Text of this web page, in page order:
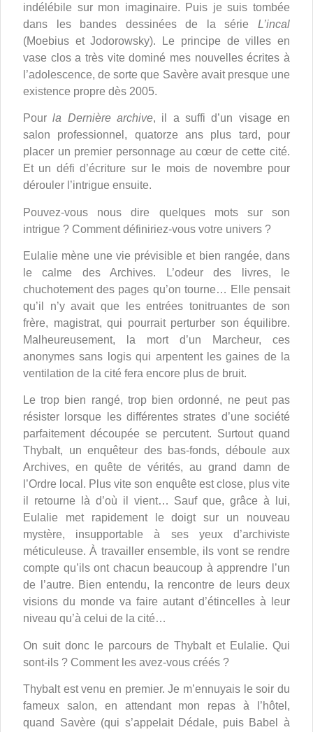
indélébile sur mon imaginaire. Puis je suis tombée
dans les bandes dessinées de la série L’incal
(Moebius et Jodorowsky). Le principe de villes en
vase clos a très vite dominé mes nouvelles écrites à
l’adolescence, de sorte que Savère avait presque une
existence propre dès 2005.
Pourla Dernière archive, il a suffi d’un visage en
salon professionnel, quatorze ans plus tard, pour
placer un premier personnage au cœur de cette cité.
Et un défi d’écriture sur le mois de novembre pour
dérouler l’intrigue ensuite.
Pouvez-vous nous dire quelques mots sur son
intrigue ? Comment définiriez-vous votre univers ?
Eulalie mène une vie prévisible et bien rangée, dans
le calme des Archives. L’odeur des livres, le
chuchotement des pages qu’on tourne… Elle pensait
qu’il n’y avait que les entrées tonitruantes de son
frère, magistrat, qui pourrait perturber son équilibre.
Malheureusement, la mort d’un Marcheur, ces
anonymes sans logis qui arpentent les gaines de la
ventilation de la cité fera encore plus de bruit.
Le trop bien rangé, trop bien ordonné, ne peut pas
résister lorsque les différentes strates d’une société
parfaitement découpée se percutent. Surtout quand
Thybalt, un enquêteur des bas-fonds, déboule aux
Archives, en quête de vérités, au grand damn de
l’Ordre local. Plus vite son enquête est close, plus vite
il retourne là d’où il vient… Sauf que, grâce à lui,
Eulalie met rapidement le doigt sur un nouveau
mystère, insupportable à ses yeux d’archiviste
méticuleuse. À travailler ensemble, ils vont se rendre
compte qu’ils ont chacun beaucoup à apprendre l’un
de l’autre. Bien entendu, la rencontre de leurs deux
visions du monde va faire autant d’étincelles à leur
niveau qu’à celui de la cité…
On suit donc le parcours de Thybalt et Eulalie. Qui
sont-ils ? Comment les avez-vous créés ?
Thybalt est venu en premier. Je m’ennuyais le soir du
fameux salon, en attendant mon repas à l’hôtel,
quand Savère (qui s’appelait Dédale, puis Babel à